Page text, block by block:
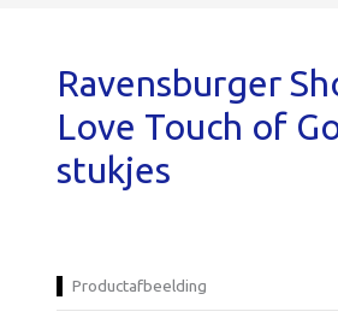
Ravensburger
Love Touch of
stukjes
Productafbeelding